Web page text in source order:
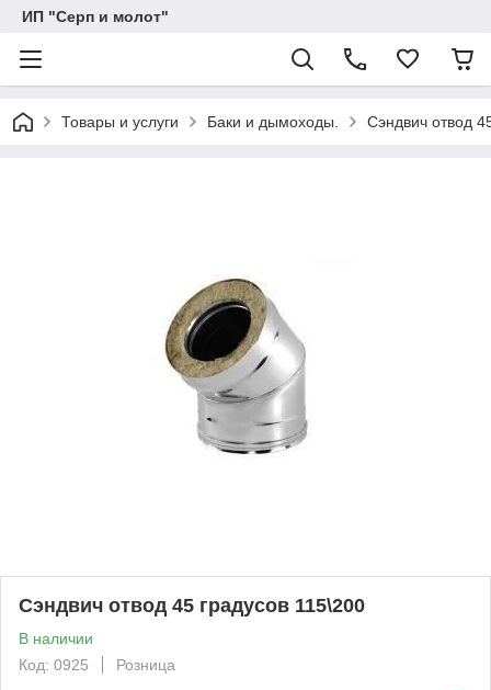
ИП "Серп и молот"
Товары и услуги Баки и дымоходы. Сэндвич отвод
Сэндвич отвод 45 градусов 115\200
В наличии
Код: 0925
Розница